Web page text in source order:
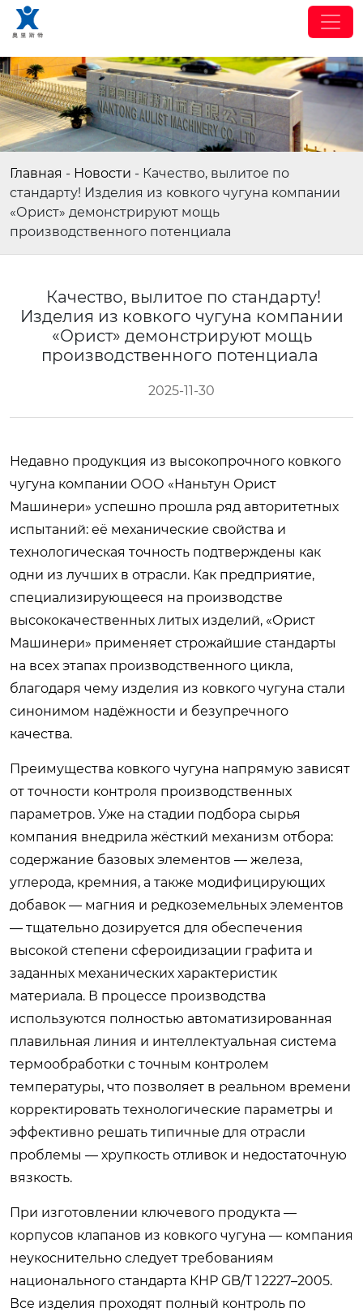
Главная - Новости - Качество, вылитое по
стандарту! Изделия из ковкого чугуна компании
«Орист» демонстрируют мощь
производственного потенциала
Качество, вылитое по стандарту!
Изделия из ковкого чугуна компании
«Орист» демонстрируют мощь
производственного потенциала
2025-11-30
Недавно продукция из высокопрочного ковкого
чугуна компании ООО «Наньтун Орист
Машинери» успешно прошла ряд авторитетных
испытаний: её механические свойства и
технологическая точность подтверждены как
одни из лучших в отрасли. Как предприятие,
специализирующееся на производстве
высококачественных литых изделий, «Орист
Машинери» применяет строжайшие стандарты
на всех этапах производственного цикла,
благодаря чему изделия из ковкого чугуна стали
синонимом надёжности и безупречного
качества.
Преимущества ковкого чугуна напрямую зависят
от точности контроля производственных
параметров. Уже на стадии подбора сырья
компания внедрила жёсткий механизм отбора:
содержание базовых элементов — железа,
углерода, кремния, а также модифицирующих
добавок — магния и редкоземельных элементов
— тщательно дозируется для обеспечения
высокой степени сфероидизации графита и
заданных механических характеристик
материала. В процессе производства
используются полностью автоматизированная
плавильная линия и интеллектуальная система
термообработки с точным контролем
температуры, что позволяет в реальном времени
корректировать технологические параметры и
эффективно решать типичные для отрасли
проблемы — хрупкость отливок и недостаточную
вязкость.
При изготовлении ключевого продукта —
корпусов клапанов из ковкого чугуна — компания
неукоснительно следует требованиям
национального стандарта КНР GB/T 1 2227–2005.
Все изделия проходят полный контроль по